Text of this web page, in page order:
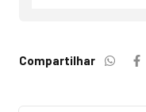
Compartilhar